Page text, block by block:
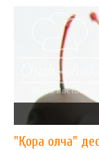
"Қора олча"